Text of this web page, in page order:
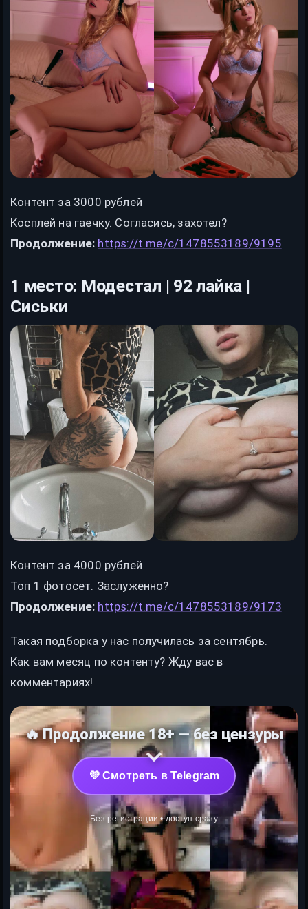
Контент за 3000 рублей
Косплей на гаечку. Согласись, захотел?
Продолжение: https://t.me/c/1478553189/9195
1 место: Модестал | 92 лайка |
Сиськи
Контент за 4000 рублей
Топ 1 фотосет. Заслуженно?
Продолжение: https://t.me/c/1478553189/9173
Такая подборка у нас получилась за сентябрь.
Как вам месяц по контенту? Жду вас в
комментариях!
🔥 Продолжение 18+ — без цензуры
💜 Смотреть в Telegram
Без регистрации • доступ сразу